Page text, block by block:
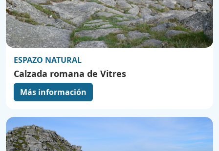
ESPAZO NATURAL
Calzada romana de Vitres
Más información